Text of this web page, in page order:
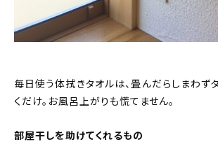
毎日使う体拭きタオルは、畳んだらしまわず
くだけ。お風呂上がりも慌てません。
部屋干しを助けてくれるもの